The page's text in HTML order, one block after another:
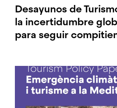
Desayunos de
la incertidumbre
para seguir